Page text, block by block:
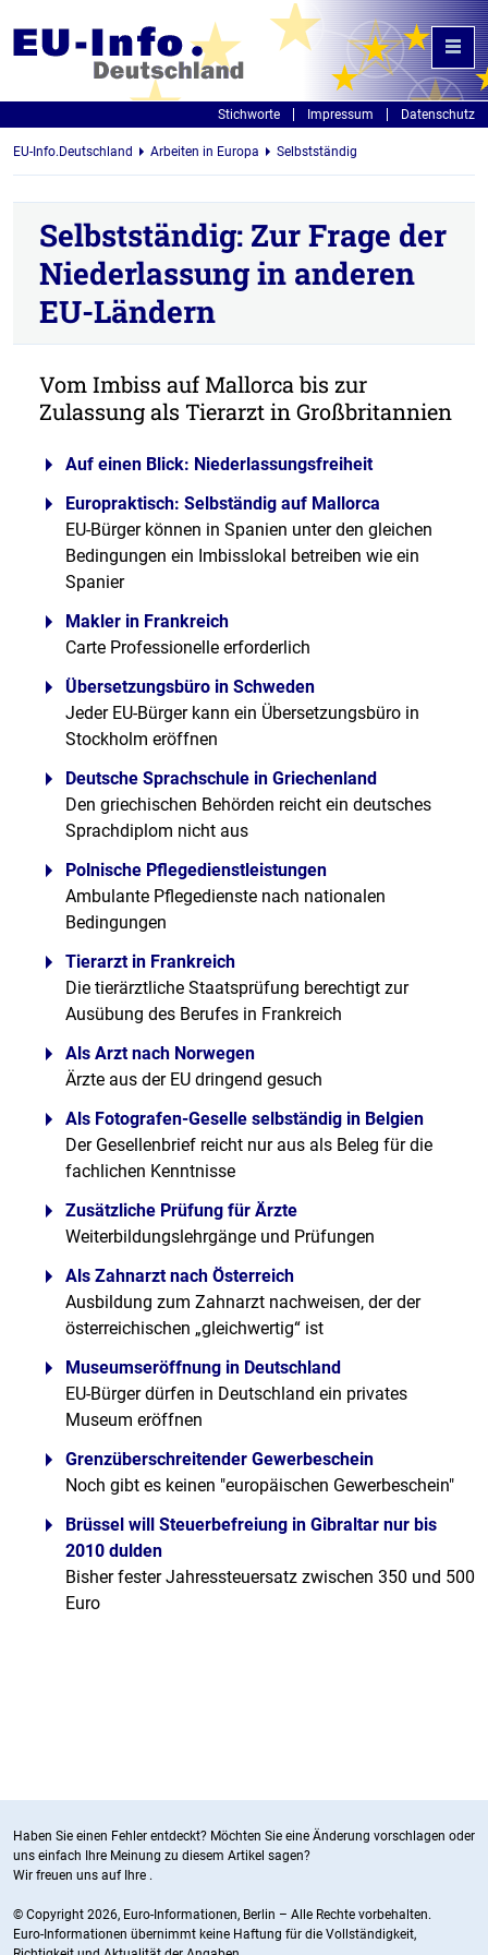
Stichworte Impressum Datenschutz
EU-Info.Deutschland Arbeiten in Europa Selbstständig
Selbstständig: Zur Frage der
Niederlassung in anderen
EU-Ländern
Vom Imbiss auf Mallorca bis zur
Zulassung als Tierarzt in Großbritannien
Auf einen Blick: Niederlassungsfreiheit
Europraktisch: Selbständig auf Mallorca
EU-Bürger können in Spanien unter den gleichen
Bedingungen ein Imbisslokal betreiben wie ein
Spanier
Makler in Frankreich
Carte Professionelle erforderlich
Übersetzungsbüro in Schweden
Jeder EU-Bürger kann ein Übersetzungsbüro in
Stockholm eröffnen
Deutsche Sprachschule in Griechenland
Den griechischen Behörden reicht ein deutsches
Sprachdiplom nicht aus
Polnische Pflegedienstleistungen
Ambulante Pflegedienste nach nationalen
Bedingungen
Tierarzt in Frankreich
Die tierärztliche Staatsprüfung berechtigt zur
Ausübung des Berufes in Frankreich
Als Arzt nach Norwegen
Ärzte aus der EU dringend gesuch
Als Fotografen-Geselle selbständig in Belgien
Der Gesellenbrief reicht nur aus als Beleg für die
fachlichen Kenntnisse
Zusätzliche Prüfung für Ärzte
Weiterbildungslehrgänge und Prüfungen
Als Zahnarzt nach Österreich
Ausbildung zum Zahnarzt nachweisen, der der
österreichischen „gleichwertig“ ist
Museumseröffnung in Deutschland
EU-Bürger dürfen in Deutschland ein privates
Museum eröffnen
Grenzüberschreitender Gewerbeschein
Noch gibt es keinen "europäischen Gewerbeschein"
Brüssel will Steuerbefreiung in Gibraltar nur bis
2010 dulden
Bisher fester Jahressteuersatz zwischen 350 und 500
Euro
Haben Sie einen Fehler entdeckt? Möchten Sie eine Änderung vorschlagen oder
uns einfach Ihre Meinung zu diesem Artikel sagen?
Wir freuen uns auf Ihre .
© Copyright 2026, Euro-Informationen, Berlin – Alle Rechte vorbehalten.
Euro-Informationen übernimmt keine Haftung für die Vollständigkeit,